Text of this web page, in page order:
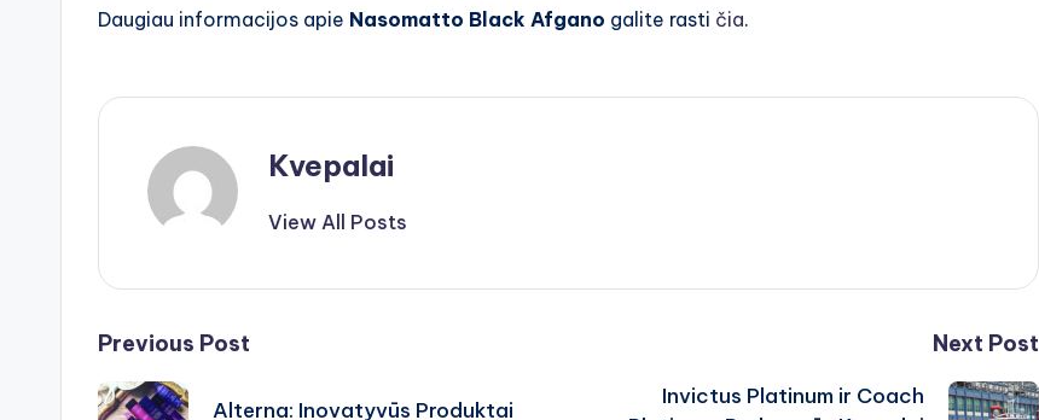
Daugiau informacijos apie Nasomatto Black Afgano galite rasti čia.
Kvepalai
View All Posts
Post
Previous Post
Alterna: Inovatyvūs Produktai
Next Post
Invictus Platinum ir Coach